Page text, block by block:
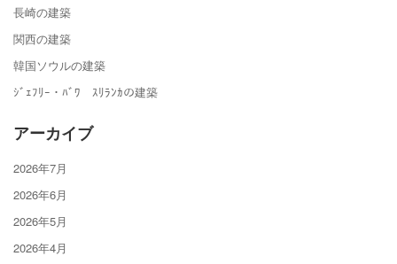
長崎の建築
関西の建築
韓国ソウルの建築
ｼﾞｪﾌﾘｰ・ﾊﾞﾜ ｽﾘﾗﾝｶの建築
アーカイブ
2026年7月
2026年6月
2026年5月
2026年4月